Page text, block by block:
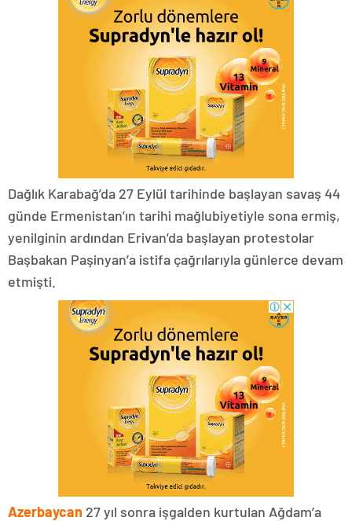
Dağlık Karabağ’da 27 Eylül tarihinde başlayan savaş 44
günde Ermenistan’ın tarihi mağlubiyetiyle sona ermiş,
yenilginin ardından Erivan’da başlayan protestolar
Başbakan Paşinyan’a istifa çağrılarıyla günlerce devam
etmişti.
Azerbaycan 27 yıl sonra işgalden kurtulan Ağdam’a